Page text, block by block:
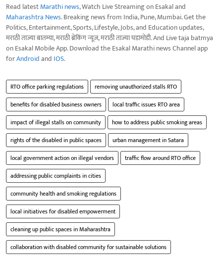
Read latestMarathi news, Watch Live Streaming on Esakal and
Maharashtra News. Breaking news from India, Pune, Mumbai. Get the
Politics, Entertainment, Sports, Lifestyle, Jobs, and Education updates,
मराठी ताज्या बातम्या, मराठी ब्रेकिंग न्यूज, मराठी ताज्या घडामोडी. And Live taja batmya
on Esakal Mobile App. Download the Esakal Marathi news Channel app
forAndroidand IOS.
RTO office parking regulations
removing unauthorized stalls RTO
benefits for disabled business owners
local traffic issues RTO area
impact of illegal stalls on community
how to address public smoking areas
rights of the disabled in public spaces
urban management in Satara
local government action on illegal vendors
traffic flow around RTO office
addressing public complaints in cities
community health and smoking regulations
local initiatives for disabled empowerment
cleaning up public spaces in Maharashtra
collaboration with disabled community for sustainable solutions